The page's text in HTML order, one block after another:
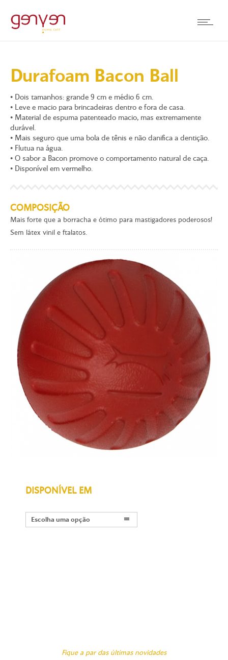
Durafoam Bacon Ball
• Dois tamanhos: grande 9 cm e médio 6 cm.
• Leve e macio para brincadeiras dentro e fora de casa.
• Material de espuma patenteado macio, mas extremamente
durável.
• Mais seguro que uma bola de tênis e não danifica a dentição.
• Flutua na água.
• O sabor a Bacon promove o comportamento natural de caça.
• Disponível em vermelho.
COMPOSIÇÃO
Mais forte que a borracha e ótimo para mastigadores poderosos!
Sem látex vinil e ftalatos.
DISPONÍVEL EM
Escolha uma opção
Fique a par das últimas novidades